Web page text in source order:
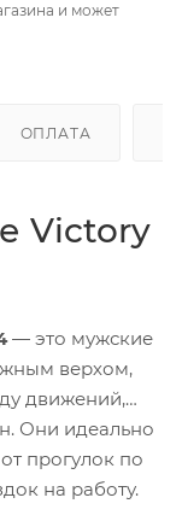
и может
ОПЛАТА
Victory
— это мужские
верхом,
движений,
Они идеально
прогулок по
на работу.